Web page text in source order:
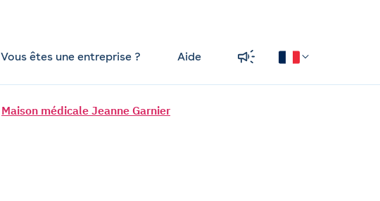
Vous êtes une entreprise ? Aide
Maison médicale Jeanne Garnier